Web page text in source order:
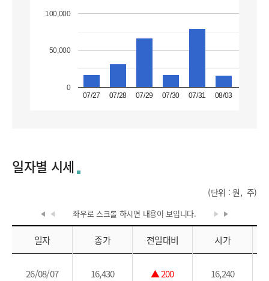
07/27 07/28 07/29 07/30 07/31 08/03
0
50,000
100,000
일자별 시세
(단위 : 원, 주)
좌우로 스크롤 하시면 내용이 보입니다.
일자 종가 전일대비 시가
26/08/07 16,430 ▲ 200 16,240